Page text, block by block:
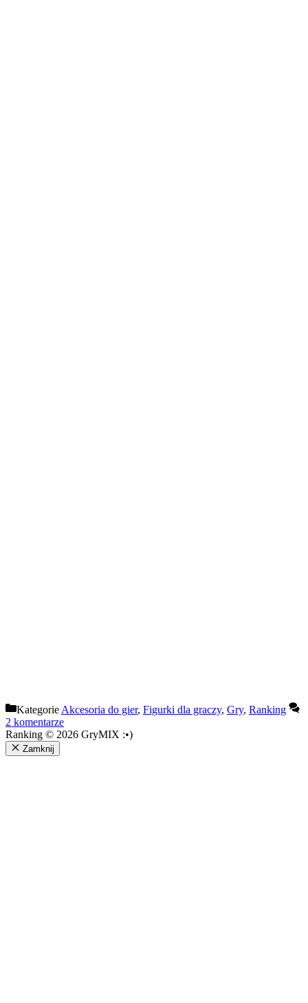
Kategorie Akcesoria do gier, Figurki dla graczy, Gry, Ranking
2 komentarze
Ranking © 2026 GryMIX :•)
Zamknij